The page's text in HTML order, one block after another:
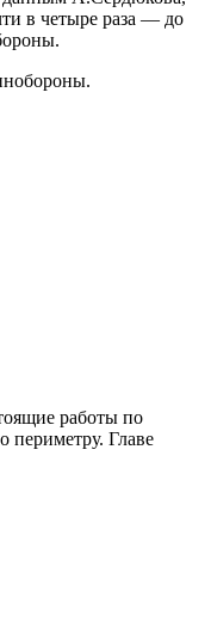
в четыре раза — до
работы по
периметру. Главе